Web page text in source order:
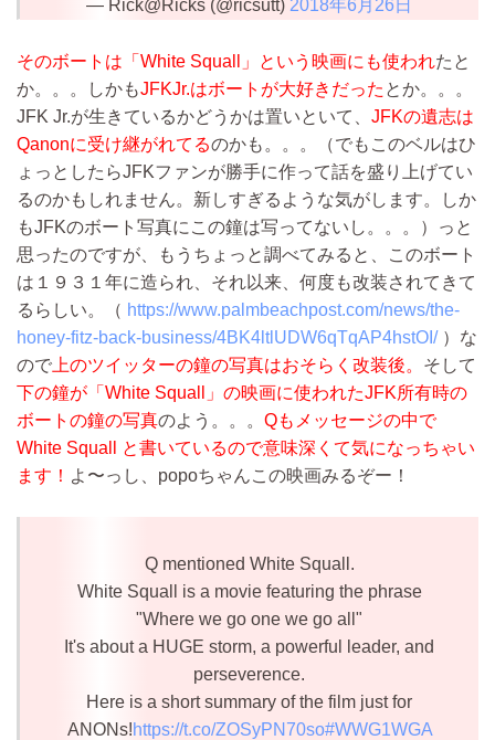
— Rick@Ricks (@ricsutt) 2018年6月26日
そのボートは「White Squall」という映画にも使われたと
か。。。しかもJFKJr.はボートが大好きだった とか。。。
JFK Jr.が生きているかどうかは置いといて、 JFKの遺志は
Qanonに受け継がれてるのかも。。。（でもこのベルはひ
ょっとしたらJFKファンが勝手に作って話を盛り上げてい
るのかもしれません。新しすぎるような気がします。しか
もJFKのボート写真にこの鐘は写ってないし。。。）っと
思ったのですが、もうちょっと調べてみると、このボート
は１９３１年に造られ、それ以来、何度も改装されてきて
るらしい。（ https://www.palmbeachpost.com/news/the-
honey-fitz-back-business/4BK4ltlUDW6qTqAP4hstOI/）な
ので 上のツイッターの鐘の写真はおそらく改装後。 そして
下の鐘が「White Squall」の映画に使われたJFK所有時の
ボートの鐘の写真のよう。。。 Qもメッセージの中で
White Squall と書いているので意味深くて気になっちゃい
ます！ よ〜っし、popoちゃんこの映画みるぞー！
Q mentioned White Squall.
White Squall is a movie featuring the phrase
"Where we go one we go all"
It's about a HUGE storm, a powerful leader, and
perseverence.
Here is a short summary of the film just for
ANONs!https://t.co/ZOSyPN70so#WWG1WGA